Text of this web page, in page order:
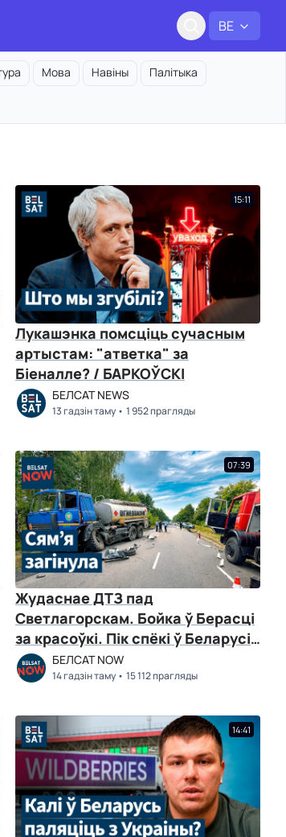
BE
Мова Навіны
Палітыка
15:11
Лукашэнка помсціць сучасным
артыстам: "атветка" за
Біеналле? / БАРКОЎСКІ
БЕЛСАТ NEWS
13 гадзін таму 1 952 прагляды
07:39
Жудаснае ДТЗ пад
Светлагорскам. Бойка ў Берасці
за красоўкі. Пік спёкі ў Беларусі.
НавіныБЕЛСАТ NOW
14 гадзін таму 15 112 прагляды
14:41